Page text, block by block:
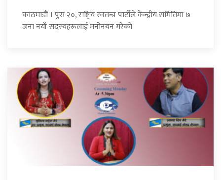
काठमाडौं । पुस २०, राष्ट्रिय स्वतन्त्र पार्टीले केन्द्रीय समितिमा ७
जना नयाँ सदस्यहरूलाई मनोनयन गरेको